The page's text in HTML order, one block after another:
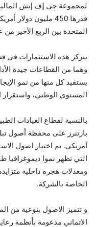
لمجموعة جي إف إتش
قدرها 450 مليون
المتحدة بين الربع الأخير من عام 2023 والربع الأول من
تتركز هذه الاستثمارات في
وهما من القطاعات جيدة
يستفيد كل منها من نمو
المستوى الوطني،
بالنسبة لقطاع العيادات
أمريكي. تم اختيار اصول
التي تظهر نموا ديموغرافيا
ومعدلات هجرة داخلية
الخاصة بالشركة.
و تتميز الاصول بنوعية من
الاتماني مدعومة بأنظمة